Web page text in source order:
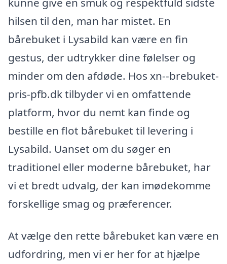
hilsen til den, man har mistet. En
bårebuket i Lysabild kan være en fin
gestus, der udtrykker dine følelser og
minder om den afdøde. Hos xn--brebuket-
pris-pfb.dk tilbyder vi en omfattende
platform, hvor du nemt kan finde og
bestille en flot bårebuket til levering i
Lysabild. Uanset om du søger en
traditionel eller moderne bårebuket, har
vi et bredt udvalg, der kan imødekomme
forskellige smag og præferencer.
At vælge den rette bårebuket kan være en
udfordring, men vi er her for at hjælpe